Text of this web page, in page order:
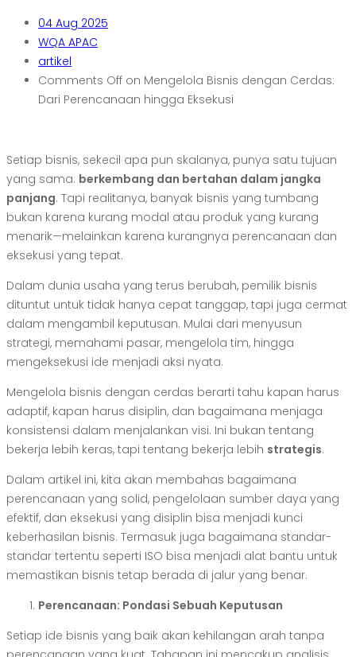
04 Aug 2025
WQA APAC
artikel
Comments Off on Mengelola Bisnis dengan Cerdas:
Dari Perencanaan hingga Eksekusi
Setiap bisnis, sekecil apa pun skalanya, punya satu tujuan
yang sama: berkembang dan bertahan dalam jangka
panjang. Tapi realitanya, banyak bisnis yang tumbang
bukan karena kurang modal atau produk yang kurang
menarik—melainkan karena kurangnya perencanaan dan
eksekusi yang tepat.
Dalam dunia usaha yang terus berubah, pemilik bisnis
dituntut untuk tidak hanya cepat tanggap, tapi juga cermat
dalam mengambil keputusan. Mulai dari menyusun
strategi, memahami pasar, mengelola tim, hingga
mengeksekusi ide menjadi aksi nyata.
Mengelola bisnis dengan cerdas berarti tahu kapan harus
adaptif, kapan harus disiplin, dan bagaimana menjaga
konsistensi dalam menjalankan visi. Ini bukan tentang
bekerja lebih keras, tapi tentang bekerja lebih strategis.
Dalam artikel ini, kita akan membahas bagaimana
perencanaan yang solid, pengelolaan sumber daya yang
efektif, dan eksekusi yang disiplin bisa menjadi kunci
keberhasilan bisnis. Termasuk juga bagaimana standar-
standar tertentu seperti ISO bisa menjadi alat bantu untuk
memastikan bisnis tetap berada di jalur yang benar.
Perencanaan: Pondasi Sebuah Keputusan
Setiap ide bisnis yang baik akan kehilangan arah tanpa